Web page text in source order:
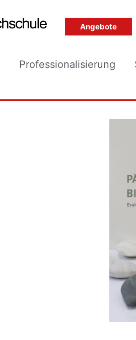
Angebote
Professionalisierung